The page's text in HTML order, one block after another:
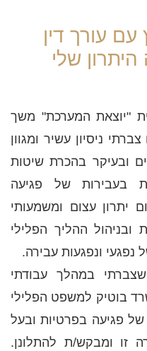
עורך דין
שלי
"יוצאת המערכת" משך
ניסיון עשיר ומגוון
ובעיקר בהכרת שיטות
בעבירות של פגיעה
יתרון עצום ומשמעותי
ובניהול ההליך הפלילי
נפגעי ונפגעות עבירה.
במהלך עבודתי
בוטיק למשפט הפלילי
פגיעה בפרטיות ובעל
זו ומבקש/ת להתלונן.